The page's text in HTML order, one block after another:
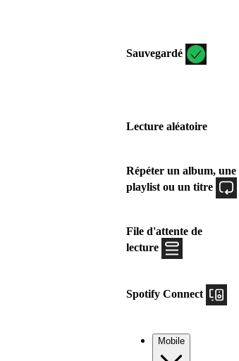
Sauvegardé
Lecture aléatoire
Répéter un album, une
playlist ou un titre
File d'attente de
lecture
Spotify Connect
Mobile